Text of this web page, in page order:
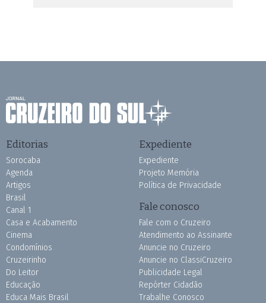
Editorias
Sorocaba
Agenda
Artigos
Brasil
Canal 1
Casa e Acabamento
Cinema
Condomínios
Cruzeirinho
Do Leitor
Educação
Educa Mais Brasil
Expediente
Expediente
Projeto Memória
Política de Privacidade
Fale conosco
Fale com o Cruzeiro
Atendimento ao Assinante
Anuncie no Cruzeiro
Anuncie no ClassiCruzeiro
Publicidade Legal
Repórter Cidadão
Trabalhe Conosco